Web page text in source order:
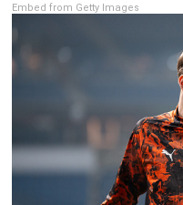
Испания. Ла
Другие
Таблицы
Таблицы
Украина.
Украина.
Лига
Англия.
Испания. Ла
Все таблицы
Embed from Getty Images